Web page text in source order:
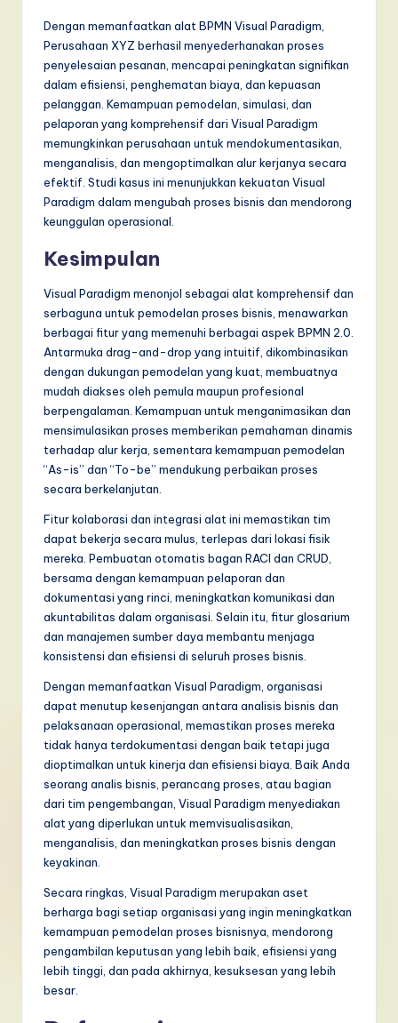
Dengan memanfaatkan alat BPMN Visual Paradigm,
Perusahaan XYZ berhasil menyederhanakan proses
penyelesaian pesanan, mencapai peningkatan signifikan
dalam efisiensi, penghematan biaya, dan kepuasan
pelanggan. Kemampuan pemodelan, simulasi, dan
pelaporan yang komprehensif dari Visual Paradigm
memungkinkan perusahaan untuk mendokumentasikan,
menganalisis, dan mengoptimalkan alur kerjanya secara
efektif. Studi kasus ini menunjukkan kekuatan Visual
Paradigm dalam mengubah proses bisnis dan mendorong
keunggulan operasional.
Kesimpulan
Visual Paradigm menonjol sebagai alat komprehensif dan
serbaguna untuk pemodelan proses bisnis, menawarkan
berbagai fitur yang memenuhi berbagai aspek BPMN 2.0.
Antarmuka drag-and-drop yang intuitif, dikombinasikan
dengan dukungan pemodelan yang kuat, membuatnya
mudah diakses oleh pemula maupun profesional
berpengalaman. Kemampuan untuk menganimasikan dan
mensimulasikan proses memberikan pemahaman dinamis
terhadap alur kerja, sementara kemampuan pemodelan
“As-is” dan “To-be” mendukung perbaikan proses
secara berkelanjutan.
Fitur kolaborasi dan integrasi alat ini memastikan tim
dapat bekerja secara mulus, terlepas dari lokasi fisik
mereka. Pembuatan otomatis bagan RACI dan CRUD,
bersama dengan kemampuan pelaporan dan
dokumentasi yang rinci, meningkatkan komunikasi dan
akuntabilitas dalam organisasi. Selain itu, fitur glosarium
dan manajemen sumber daya membantu menjaga
konsistensi dan efisiensi di seluruh proses bisnis.
Dengan memanfaatkan Visual Paradigm, organisasi
dapat menutup kesenjangan antara analisis bisnis dan
pelaksanaan operasional, memastikan proses mereka
tidak hanya terdokumentasi dengan baik tetapi juga
dioptimalkan untuk kinerja dan efisiensi biaya. Baik Anda
seorang analis bisnis, perancang proses, atau bagian
dari tim pengembangan, Visual Paradigm menyediakan
alat yang diperlukan untuk memvisualisasikan,
menganalisis, dan meningkatkan proses bisnis dengan
keyakinan.
Secara ringkas, Visual Paradigm merupakan aset
berharga bagi setiap organisasi yang ingin meningkatkan
kemampuan pemodelan proses bisnisnya, mendorong
pengambilan keputusan yang lebih baik, efisiensi yang
lebih tinggi, dan pada akhirnya, kesuksesan yang lebih
besar.